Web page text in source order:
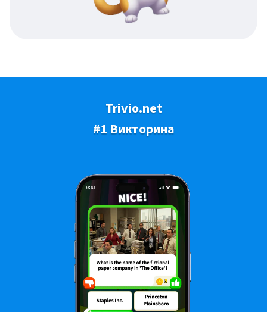
Trivio.net
#1 Викторина